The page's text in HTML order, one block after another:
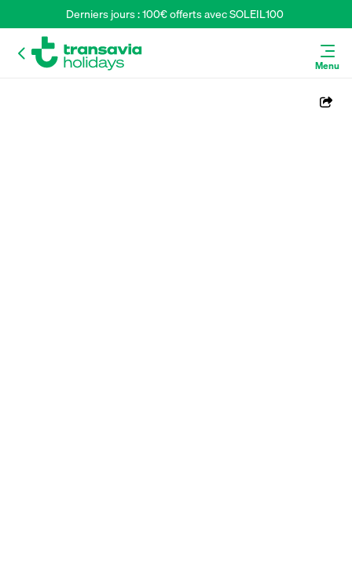
Derniers jours : 100€ offerts avec SOLEIL100
Menu